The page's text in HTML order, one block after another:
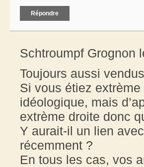
Répondre
Schtroumpf Grognon
Toujours aussi
Si vous étiez
idéologique, mais
extrème droite donc
Y aurait-il un lien
récemment ?
En tous les cas, vos